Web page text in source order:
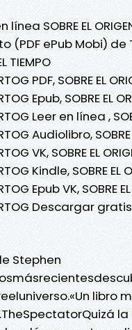
SOBRE EL
(PDF ePub Mobi) de
TIEMPO
PDF, SOBRE EL
Epub, SOBRE EL
Leer en línea ,
Audiolibro, SOBRE
VK, SOBRE EL
Kindle, SOBRE EL
Epub VK, SOBRE
Descargar gratis
Stephen
libro